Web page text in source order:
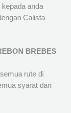
anda
Calista
BREBES
rute di
syarat dan